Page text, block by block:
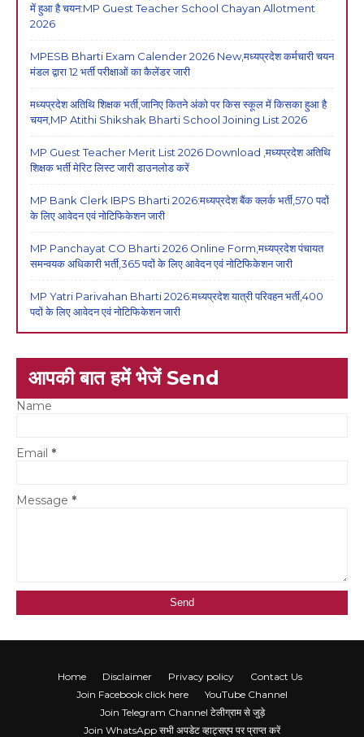
में हुआ है चयन:MP Guest Teacher School Chayan Allotment
2026
MPESB Bharti Exam Calender 2026 New,मध्यप्रदेश कर्मचारी चयन
मंडल द्वारा 12 भर्ती परीक्षाओं का कैलेंडर जारी
मध्यप्रदेश अतिथि शिक्षक भर्ती,जानिए कितने अंको पर किस स्कूल में किसका हुआ है
चयन,MP Atithi Shikshak Bharti School Joining List 2026
MP Guest Teacher Merit List 2026 Download ,मध्यप्रदेश अतिथि
शिक्षक भर्ती मेरिट लिस्ट जारी डाउनलोड करें
MP Bank Clerk IBPS Bharti 2026:मध्यप्रदेश बैंक क्लर्क भर्ती,570 पदों
के लिए आवेदन एवं नोटिफिकेशन जारी
MP Panchayat CO Bharti 2026 Online Form,मध्यप्रदेश पंचायत
समन्वयक अधिकारी भर्ती,365 पदों के लिए आवेदन एवं नोटिफिकेशन जारी
MP Yatri Parivahan Bharti 2026:मध्यप्रदेश यात्री परिवहन भर्ती,400
पदों के लिए आवेदन एवं नोटिफिकेशन जारी
आपकी बात हमें भेजें Send
Name
Email *
Message *
Home Disclaimer Privacy policy
Contact Us
Join Facebook click here
YouTube Channel
Join Telegram Channel टेलीग्राम से जुड़े
Join WhatsApp सभी अपडेट व्हाट्सएप पर प्राप्त करें